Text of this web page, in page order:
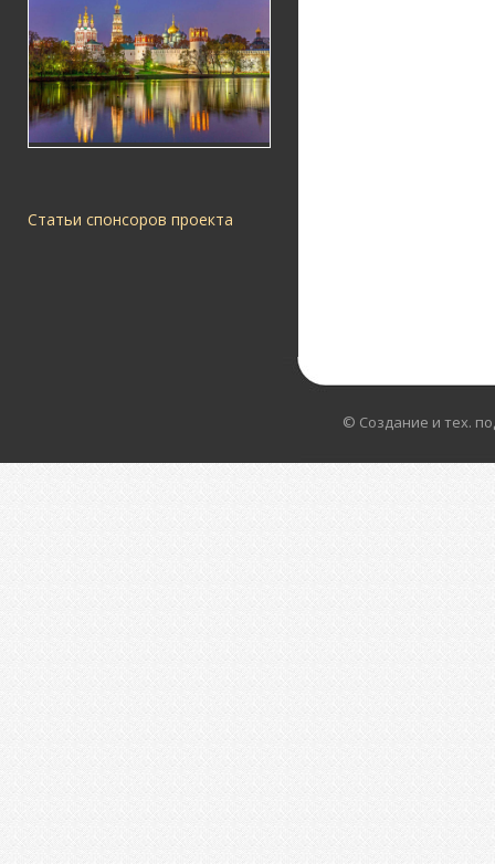
Статьи спонсоров проекта
© Создание и тех.